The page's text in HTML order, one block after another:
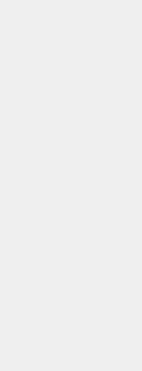
4 milyon
faiz
ve
liman
dedi.
atlattı”
Aa1’e
pozitif